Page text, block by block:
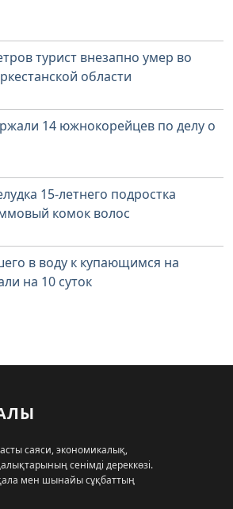
турист внезапно умер во
области
14 южнокорейцев по делу о
15-летнего подростка
комок волос
в воду к купающимся на
на 10 суток
саяси, экономикалық,
сенімді дереккөзі.
мен шынайы сұқбаттың